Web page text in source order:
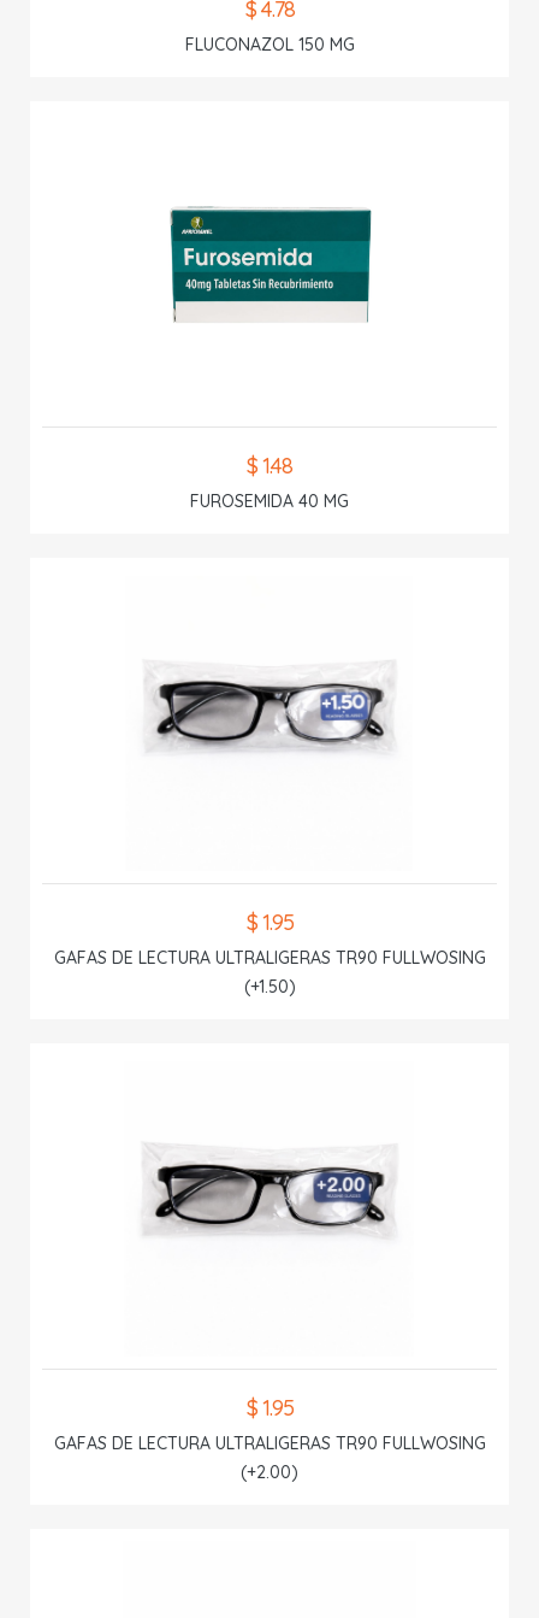
$ 4.78
FLUCONAZOL 150 MG
$ 1.48
FUROSEMIDA 40 MG
$ 1.95
GAFAS DE LECTURA ULTRALIGERAS TR90 FULLWOSING
(+1.50)
$ 1.95
GAFAS DE LECTURA ULTRALIGERAS TR90 FULLWOSING
(+2.00)